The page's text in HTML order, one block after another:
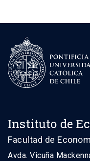
Instituto de
Facultad de
Avda. Vicuña